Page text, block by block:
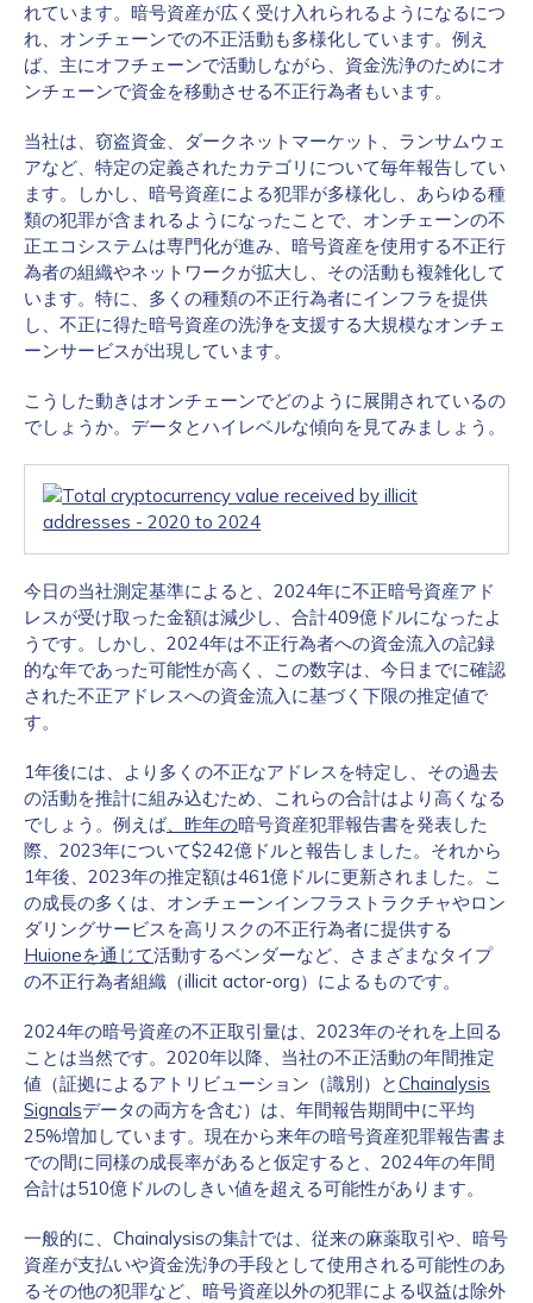
れています。暗号資産が広く受け入れられるようになるにつ
れ、オンチェーンでの不正活動も多様化しています。例え
ば、主にオフチェーンで活動しながら、資金洗浄のためにオ
ンチェーンで資金を移動させる不正行為者もいます。
当社は、窃盗資金、ダークネットマーケット、ランサムウェ
アなど、特定の定義されたカテゴリについて毎年報告してい
ます。しかし、暗号資産による犯罪が多様化し、あらゆる種
類の犯罪が含まれるようになったことで、オンチェーンの不
正エコシステムは専門化が進み、暗号資産を使用する不正行
為者の組織やネットワークが拡大し、その活動も複雑化して
います。特に、多くの種類の不正行為者にインフラを提供
し、不正に得た暗号資産の洗浄を支援する大規模なオンチェ
ーンサービスが出現しています。
こうした動きはオンチェーンでどのように展開されているの
でしょうか。データとハイレベルな傾向を見てみましょう。
今日の当社測定基準によると、2024年に不正暗号資産アド
レスが受け取った金額は減少し、合計409億ドルになったよ
うです。しかし、2024年は不正行為者への資金流入の記録
的な年であった可能性が高く、この数字は、今日までに確認
された不正アドレスへの資金流入に基づく下限の推定値で
す。
1年後には、より多くの不正なアドレスを特定し、その過去
の活動を推計に組み込むため、これらの合計はより高くなる
でしょう。例えば、昨年の暗号資産犯罪報告書を発表した
際、2023年について$242億ドルと報告しました。それから
1年後、2023年の推定額は461億ドルに更新されました。こ
の成長の多くは、オンチェーンインフラストラクチャやロン
ダリングサービスを高リスクの不正行為者に提供する
Huioneを通じて活動するベンダーなど、さまざまなタイプ
の不正行為者組織（illicit actor-org）によるものです。
2024年の暗号資産の不正取引量は、2023年のそれを上回る
ことは当然です。2020年以降、当社の不正活動の年間推定
値（証拠によるアトリビューション（識別）とChainalysis
Signalsデータの両方を含む）は、年間報告期間中に平均
25%増加しています。現在から来年の暗号資産犯罪報告書ま
での間に同様の成長率があると仮定すると、2024年の年間
合計は510億ドルのしきい値を超える可能性があります。
一般的に、Chainalysisの集計では、従来の麻薬取引や、暗号
資産が支払いや資金洗浄の手段として使用される可能性のあ
るその他の犯罪など、暗号資産以外の犯罪による収益は除外